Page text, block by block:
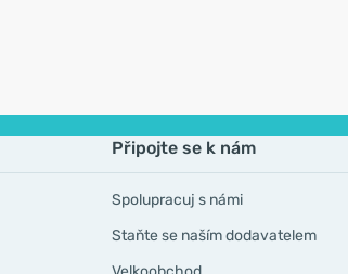
Připojte se k nám
Spolupracuj s námi
Staňte se naším dodavatelem